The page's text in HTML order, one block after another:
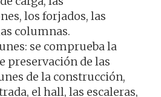
los forjados, las
columnas.
se comprueba la
preservación de las
de la construcción,
el hall, las escaleras,